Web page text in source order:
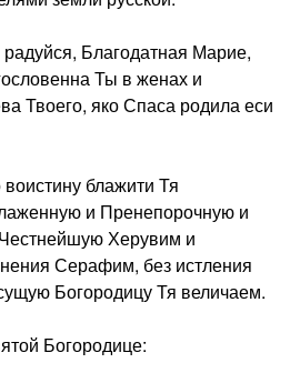
Благодатная Марие,
Ты в женах и
Твоего, яко Спаса родила еси
блажити Тя
и Пренепорочную и
Херувим и
Серафим, без истления
Богородицу Тя величаем.
Богородице: